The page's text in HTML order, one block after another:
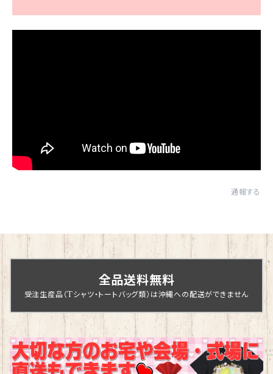
通報する
全品送料無料
受注生産品（Tシャツ・トートバッグ類）は沖縄への配送ができません